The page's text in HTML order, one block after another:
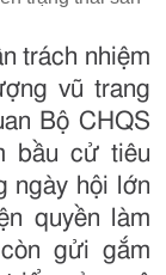
trách nhiệm
vũ trang
Bộ CHQS
bầu cử tiêu
ngày hội lớn
quyền làm
gửi gắm